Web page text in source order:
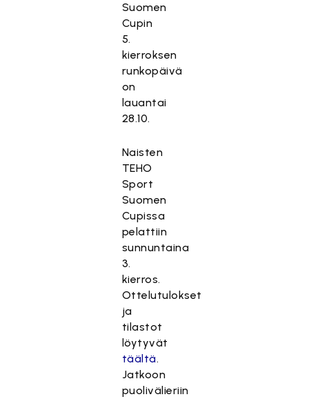
Suomen
Cupin
5.
kierroksen
runkopäivä
on
lauantai
28.10.
Naisten
TEHO
Sport
Suomen
Cupissa
pelattiin
sunnuntaina
3.
kierros.
Ottelutulokset
ja
tilastot
löytyvät
täältä.
Jatkoon
puolivälieriin